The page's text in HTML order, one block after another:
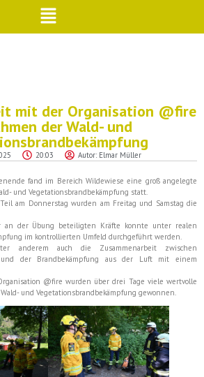
mit der Organisation @fire
der Wald- und
20:03 Autor:Elmar Müller
fand im Bereich Wildewiese eine groß angelegte
und Vegetationsbrandbekämpfung statt.
am Donnerstag wurden am Freitag und Samstag die
an der Übung beteiligten Kräfte konnte unter realen
im kontrollierten Umfeld durchgeführt werden.
anderem auch die Zusammenarbeit zwischen
und der Brandbekämpfung aus der Luft mit einem
@fire wurden über drei Tage viele wertvolle
und Vegetationsbrandbekämpfung gewonnen.